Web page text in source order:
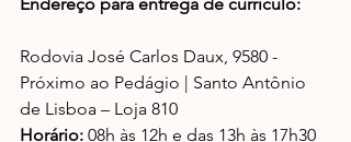
Rodovia José Carlos Daux, 9580 -
Próximo ao Pedágio | Santo Antônio
de Lisboa – Loja 810
Horário: 08h às 12h e das 13h às 17h30